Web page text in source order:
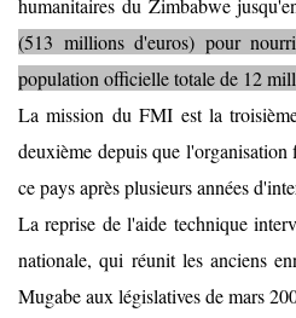
humanitaires du Zimbabwe
(513 millions d'euros) pour
population officielle totale de 12
La mission du FMI est la
deuxième depuis que
ce pays après plusieurs années
La reprise de l'aide technique
nationale, qui réunit les anciens
Mugabe aux législatives de mars